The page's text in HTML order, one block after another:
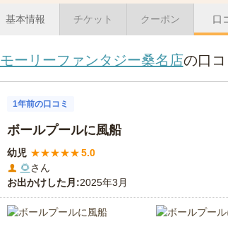
基本情報 チケット クーポン 口
モーリーファンタジー桑名店の口
1年前の口コミ
ボールプールに風船
幼児 ★★★★★5.0
🌻さん
お出かけした月:2025年3月